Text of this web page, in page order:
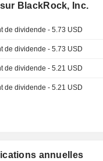
BlackRock, Inc.
de dividende - 5.73 USD
de dividende - 5.73 USD
de dividende - 5.21 USD
de dividende - 5.21 USD
annuelles